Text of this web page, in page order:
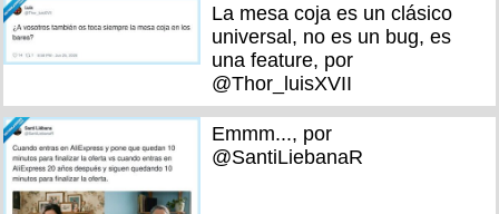
La mesa coja es un clásico
universal, no es un bug, es
una feature, por
@Thor_luisXVII
Emmm..., por
@SantiLiebanaR